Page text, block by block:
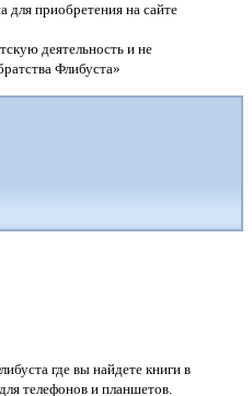
для приобретения на сайте
деятельность и не
Флибуста»
где вы найдете книги в
телефонов и планшетов.